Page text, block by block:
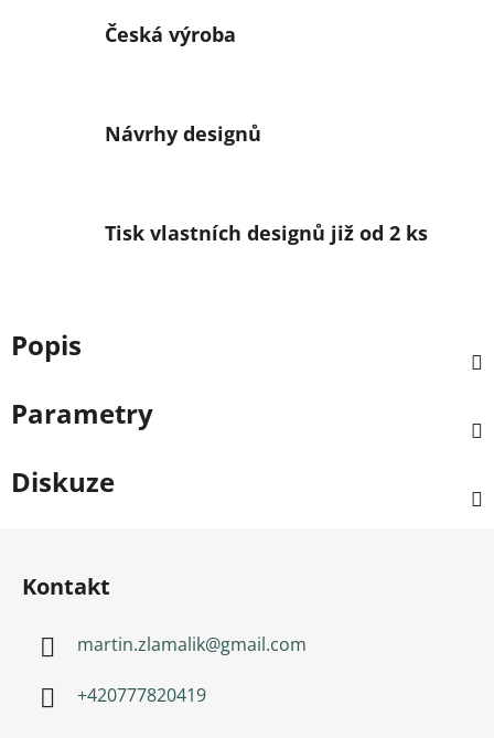
Česká výroba
Návrhy designů
Tisk vlastních designů již od 2 ks
Popis
Parametry
Diskuze
Kontakt
martin.zlamalik@gmail.com
+420777820419